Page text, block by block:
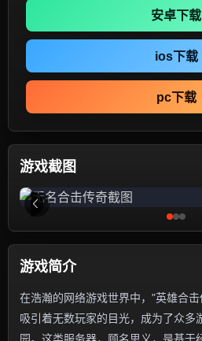
安卓下载
ios下载
pc下载
游戏截图
游戏简介
在浩瀚的网络游戏世界中，"英雄合
吸引着无数玩家的目光，成为了众多